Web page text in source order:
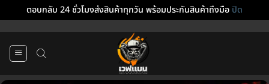
ตอบกลับ 24 ชั่วโมงส่งสินค้าทุกวัน พร้อมประกันสินค้าถึงมือปิด